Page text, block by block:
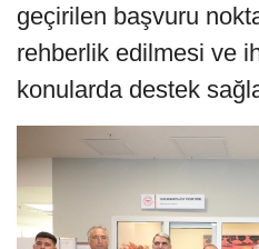
geçirilen başvuru
rehberlik edilmesi ve
konularda destek